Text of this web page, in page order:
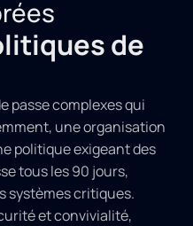
de
passe complexes qui
une organisation
politique exigeant des
tous les 90 jours,
systèmes critiques.
et convivialité,